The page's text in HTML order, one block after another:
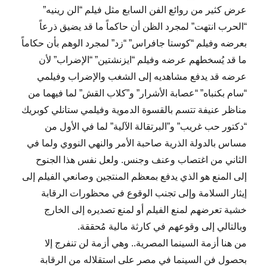
عرض كثير من روائع الفن السابع مثل فيلم “الن رينيه”
“الحرب انتهت” لمجرد الظن أن حاكماً ما قد يضيق ذرعاً
بعرضه وفيلم “كوستا جافراس” “زد” لمجرد الوهم بأن حكاماً
ما قد يُسخطهم عرضه وفيلم “ايزنشتين” “الإضراب” لأن
عرضه قد يدفع مشاهديه إلى الشغب والإضراب وفيلمي
“سام بكنباه” “عصابة الأشرار” و”كلاب القش” لما فيهما من
مناظر عنيفة تتسم بالقسوة الدموية وفيلمي ستانلي كوبريك
“دكتور حب غريب” و”البرتقالة الآلية” لما في الأول من
مساس بالدولة الذرية صاحبة الأمر والنهي النووي ولما في
الثاني من اغتصاب وعنف وجنس. ولعل نفس هذا الجنوح
إلى المنع هو الذي يدفع بمعظم المنتجين وصانعي الفيلم إلى
إيثار السلامة وإلى تجنب الوقوع في محظورات الرقابة
خشية تعرضهم لمنع الفيلم أو لمنع تصديره إلى الخارج
وبالتالي إلى وقوعهم في كارثة مالية مُحققة.
من هنا أزمة السينما المصرية.. وهي أزمة لن تنفرج إلا
بحصول فن السينما في مصر على استقلاله من الرقابة